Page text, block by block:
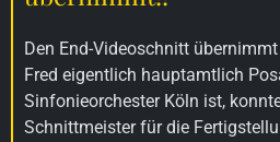
Den End-Videoschnitt
Fred eigentlich hauptamtlich
Sinfonieorchester Köln ist,
Schnittmeister für die